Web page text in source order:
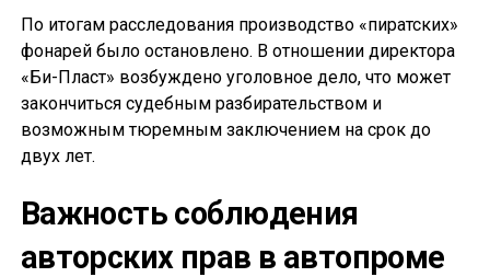
По итогам расследования производство «пиратских»
фонарей было остановлено. В отношении директора
«Би-Пласт» возбуждено уголовное дело, что может
закончиться судебным разбирательством и
возможным тюремным заключением на срок до
двух лет.
Важность соблюдения
авторских прав в автопроме